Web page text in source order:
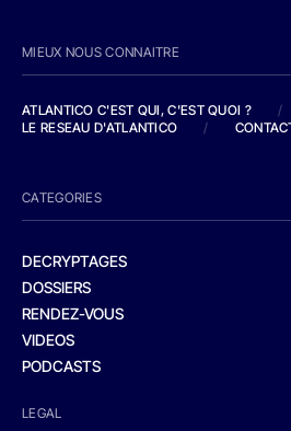
MIEUX NOUS CONNAITRE
ATLANTICO C'EST QUI, C'EST QUOI ?
/
LE RESEAU D'ATLANTICO
/
CATEGORIES
DECRYPTAGES
DOSSIERS
RENDEZ-VOUS
VIDEOS
PODCASTS
LEGAL